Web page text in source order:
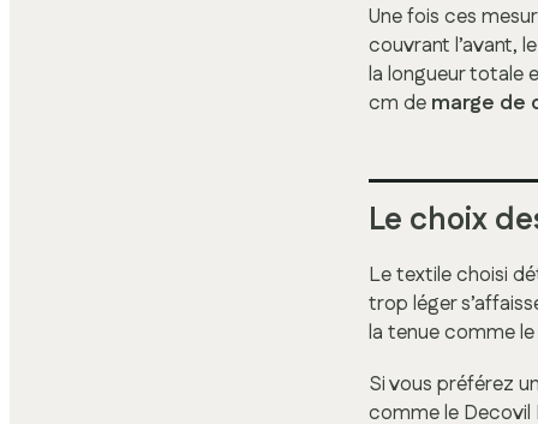
Une fois ces
couvrant l’avant,
la longueur totale
cm de marge de
Le choix
Le textile choisi
trop léger
la tenue comme le
Si vous préférez
comme le Decovil